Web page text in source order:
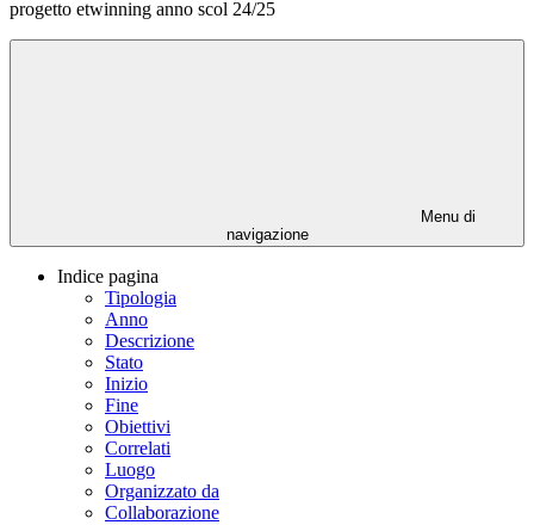
progetto etwinning anno scol 24/25
Menu di
navigazione
Indice pagina
Tipologia
Anno
Descrizione
Stato
Inizio
Fine
Obiettivi
Correlati
Luogo
Organizzato da
Collaborazione